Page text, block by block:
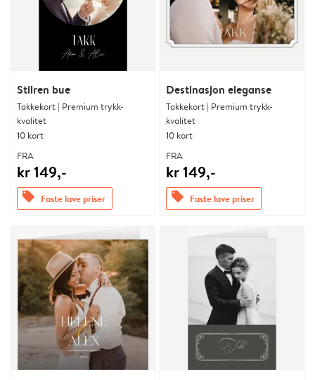
Stilren bue
Takkekort | Premium trykk-
kvalitet
10 kort
FRA
kr 149,-
offers Faste lave priser
Destinasjon eleganse
Takkekort | Premium trykk-
kvalitet
10 kort
FRA
kr 149,-
offers Faste lave priser